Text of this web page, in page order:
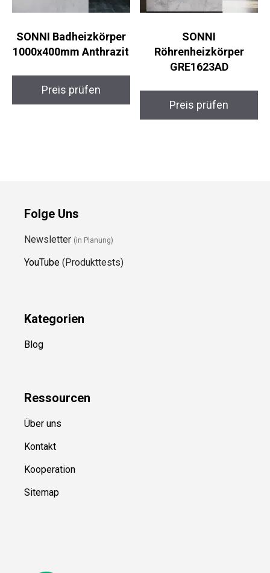
SONNI Badheizkörper
1000x400mm Anthrazit
Preis prüfen
SONNI
Röhrenheizkörper
GRE1623AD
Preis prüfen
Folge Uns
Newsletter (in Planung)
YouTube (Produkttests)
Kategorien
Blog
Ressourcen
Über uns
Kontakt
Kooperation
Sitemap